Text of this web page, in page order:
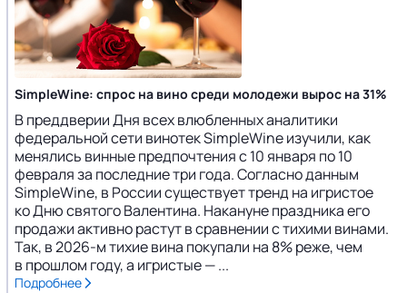
SimpleWine: спрос на вино среди молодежи вырос на 31%
В преддверии Дня всех влюбленных аналитики
федеральной сети винотек SimpleWine изучили, как
менялись винные предпочтения с 10 января по 10
февраля за последние три года. Согласно данным
SimpleWine, в России существует тренд на игристое
ко Дню святого Валентина. Накануне праздника его
продажи активно растут в сравнении с тихими винами.
Так, в 2026-м тихие вина покупали на 8% реже, чем
в прошлом году, а игристые — ...
Подробнее